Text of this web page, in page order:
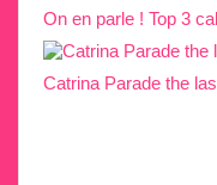
On en parle ! Top 3
Catrina Parade the